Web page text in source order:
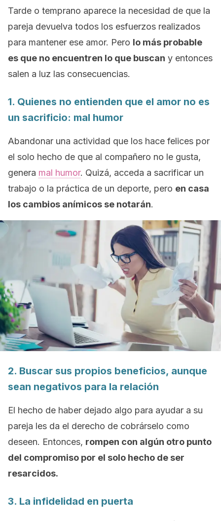
Tarde o temprano aparece la necesidad de que la
pareja devuelva todos los esfuerzos realizados
para mantener ese amor. Pero lo más probable
es que no encuentren lo que buscan y entonces
salen a luz las consecuencias.
1. Quienes no entienden que el amor no es
un sacrificio: mal humor
Abandonar una actividad que los hace felices por
el solo hecho de que al compañero no le gusta,
genera mal humor. Quizá, acceda a sacrificar un
trabajo o la práctica de un deporte, pero en casa
los cambios anímicos se notarán.
2. Buscar sus propios beneficios, aunque
sean negativos para la relación
El hecho de haber dejado algo para ayudar a su
pareja les da el derecho de cobrárselo como
deseen. Entonces, rompen con algún otro punto
del compromiso por el solo hecho de ser
resarcidos.
3. La infidelidad en puerta